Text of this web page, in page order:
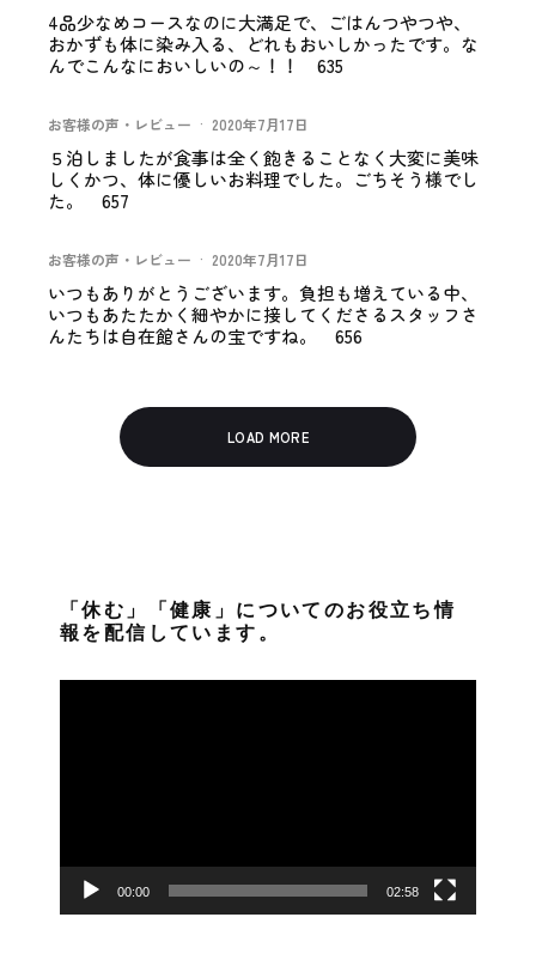
4品少なめコースなのに大満足で、ごはんつやつや、
おかずも体に染み入る、どれもおいしかったです。な
んでこんなにおいしいの～！！ 635
お客様の声・レビュー · 2020年7月17日
５泊しましたが食事は全く飽きることなく大変に美味
しくかつ、体に優しいお料理でした。ごちそう様でし
た。 657
お客様の声・レビュー · 2020年7月17日
いつもありがとうございます。負担も増えている中、
いつもあたたかく細やかに接してくださるスタッフさ
んたちは自在館さんの宝ですね。 656
LOAD MORE
「休む」「健康」についてのお役立ち情
報を配信しています。
ー
00:00 02:58